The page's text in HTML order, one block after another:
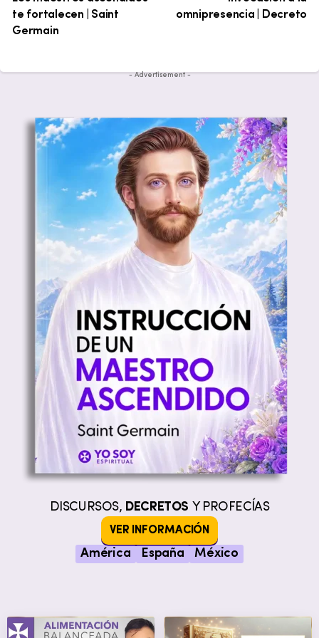
te fortalecen | Saint
Germain
omnipresencia | Decreto
- Advertisement -
DISCURSOS, DECRETOS Y PROFECÍAS
VER INFORMACIÓN
América España México